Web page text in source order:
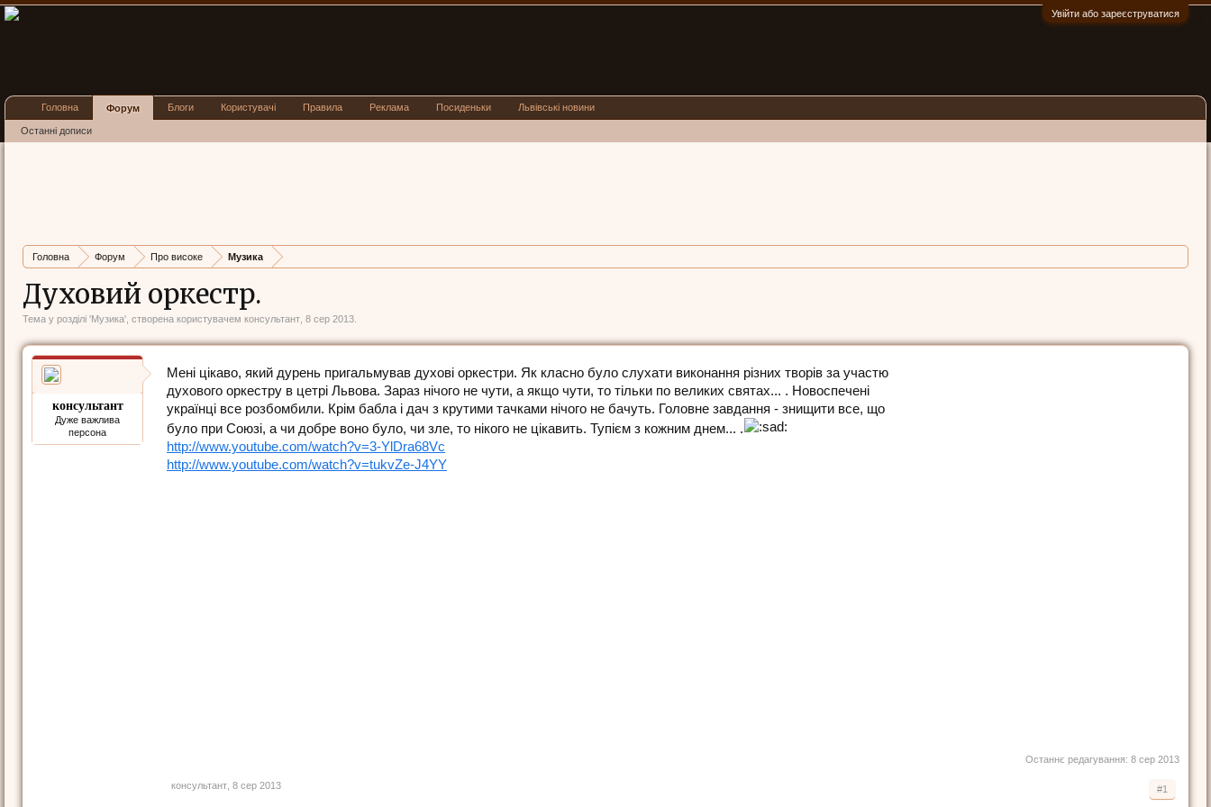
Увійти або зареєструватися
Головна Форум Про високе Музика
Духовий оркестр.
Тема у розділі 'Музика', створена користувачем консультант 8 сер 2013
консультант
Дуже важлива
персона
Мені цікаво, який дурень пригальмував духові оркестри. Як класно було слухати виконання різних творів за участю
духового оркестру в цетрі Львова. Зараз нічого не чути, а якщо чути, то тільки по великих святах... . Новоспечені
українці все розбомбили. Крім бабла і дач з крутими тачками нічого не бачуть. Головне завдання - знищити все, що
було при Союзі, а чи добре воно було, чи зле, то нікого не цікавить. Тупієм з кожним днем... .
http://www.youtube.com/watch?v=3-YlDra68Vc
http://www.youtube.com/watch?v=tukvZe-J4YY
Останнє редагування: 8 сер 2013
консультант 8 сер 2013 #1
Головна Форум
Останні дописи
Блоги Користувачі Правила Реклама Посиденьки Львівські новини